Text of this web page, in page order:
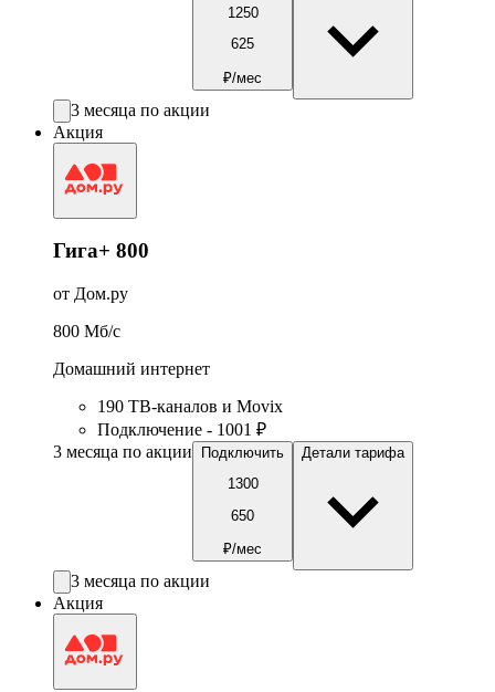
1250
625
₽/мес
3 месяца по акции
Акция
Гига+ 800
от Дом.ру
800 Мб/c
Домашний интернет
190 ТВ-каналов и Movix
Подключение - 1001 ₽
3 месяца по акции
Подключить
1300
650
₽/мес
Детали тарифа
3 месяца по акции
Акция